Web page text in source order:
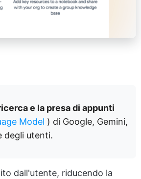
e la presa di appunti
Model ) di Google, Gemini,
degli utenti.
dall'utente, riducendo la